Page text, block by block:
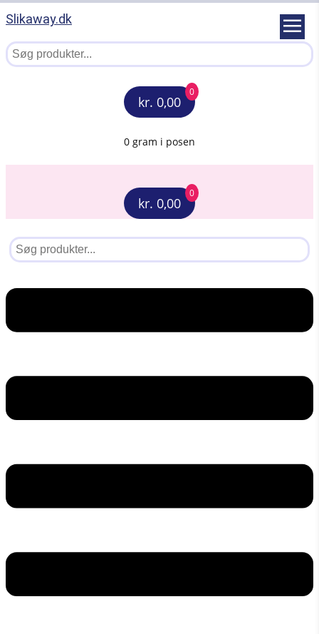
Slikaway.dk
kr. 0,00
0
0 gram i posen
kr. 0,00
0